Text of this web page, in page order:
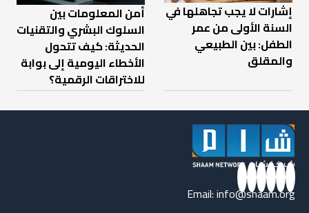
إشارات لا يجب تجاهلها في
السنة الأولى من عمر
الطفل: بين الطبيعي
والمقلق
أمن المعلومات بين
السلوك البشري والتقنيات
الحديثة: كيف تتحول
الأخطاء اليومية إلى بوابة
للاختراقات الرقمية؟
Email:info@shaam.org